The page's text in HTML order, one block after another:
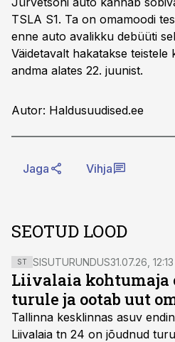
TSLA S1. Ta on omamoodi
enne auto avalikku debüüti
Väidetavalt hakatakse teistele
andma alates 22. juunist.
Autor: Haldusuudised.ee
Jaga Vihja
SEOTUD LOOD
ST SISUTURUNDUS31.07.26, 12:13
Liivalaia kohtumaja
turule ja ootab uut
Tallinna kesklinnas asuv
Liivalaia tn 24 on jõudnud